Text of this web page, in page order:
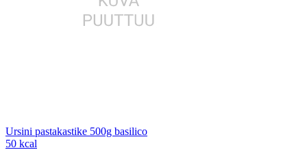
Ursini pastakastike 500g basilico
50 kcal